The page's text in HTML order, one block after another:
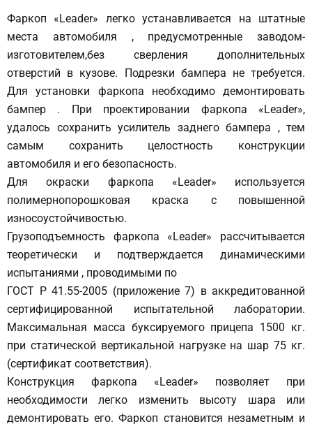
Фаркоп «Leader» легко устанавливается на штатные
места автомобиля , предусмотренные заводом-
изготовителем,без сверления дополнительных
отверстий в кузове. Подрезки бампера не требуется.
Для установки фаркопа необходимо демонтировать
бампер . При проектировании фаркопа «Leader»,
удалось сохранить усилитель заднего бампера , тем
самым сохранить целостность конструкции
автомобиля и его безопасность.
Для окраски фаркопа «Leader» используется
полимернопорошковая краска с повышенной
износоустойчивостью.
Грузоподъемность фаркопа «Leader» рассчитывается
теоретически и подтверждается динамическими
испытаниями , проводимыми по
ГОСТ Р 41.55-2005 (приложение 7) в аккредитованной
сертифицированной испытательной лаборатории.
Максимальная масса буксируемого прицепа 1500 кг.
при статической вертикальной нагрузке на шар 75 кг.
(сертификат соответствия).
Конструкция фаркопа «Leader» позволяет при
необходимости легко изменить высоту шара или
демонтировать его. Фаркоп становится незаметным и